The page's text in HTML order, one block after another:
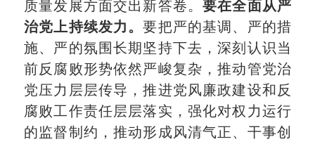
质量发展方面交出新答卷。要在全面从严
治党上持续发力。要把严的基调、严的措
施、严的氛围长期坚持下去，深刻认识当
前反腐败形势依然严峻复杂，推动管党治
党压力层层传导，推进党风廉政建设和反
腐败工作责任层层落实，强化对权力运行
的监督制约，推动形成风清气正、干事创